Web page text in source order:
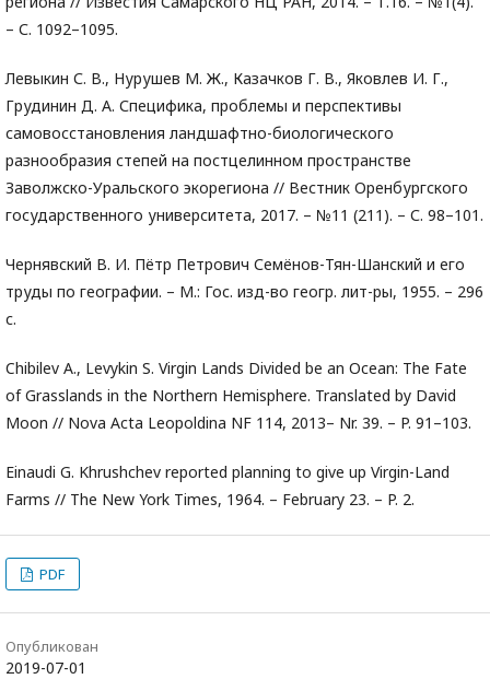
– С. 1092–1095.
Левыкин С. В., Нурушев М. Ж., Казачков Г. В., Яковлев И. Г.,
Грудинин Д. А. Специфика, проблемы и перспективы
самовосстановления ландшафтно-биологического
разнообразия степей на постцелинном пространстве
Заволжско-Уральского экорегиона // Вестник Оренбургского
государственного университета, 2017. – №11 (211). – С. 98–101.
Чернявский В. И. Пётр Петрович Семёнов-Тян-Шанский и его
труды по географии. – М.: Гос. изд-во геогр. лит-ры, 1955. – 296
с.
Chibilev A., Levykin S. Virgin Lands Divided be an Ocean: The Fate
of Grasslands in the Northern Hemisphere. Translated by David
Moon // Nova Acta Leopoldina NF 114, 2013– Nr. 39. – P. 91–103.
Einaudi G. Khrushchev reported planning to give up Virgin-Land
Farms // The New York Times, 1964. – February 23. – P. 2.
PDF
Опубликован
2019-07-01